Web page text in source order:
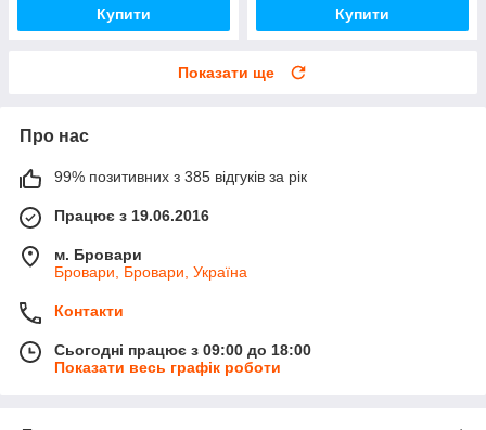
Купити Купити
Показати ще
Про нас
99% позитивних з 385 відгуків за рік
Працює з 19.06.2016
м. Бровари
Бровари, Бровари, Україна
Контакти
Сьогодні працює з 09:00 до 18:00
Показати весь графік роботи